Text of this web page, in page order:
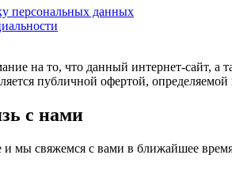
персональных данных
на то, что данный интернет-сайт, а
публичной офертой,
с нами
и мы свяжемся с вами в ближайшее